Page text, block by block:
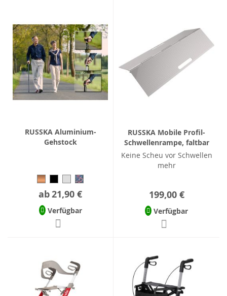
RUSSKA Aluminium-
Gehstock
ab21,90 €
Verfügbar
RUSSKA Mobile Profil-
Schwellenrampe, faltbar
Keine Scheu vor Schwellen
mehr
199,00 €
Verfügbar